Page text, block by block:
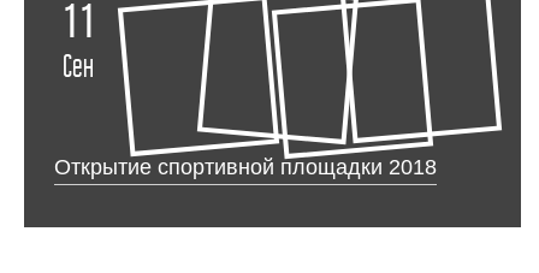
11
Сен
Открытие спортивной площадки 2018